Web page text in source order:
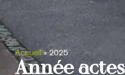
Accueil»2025
Année actes